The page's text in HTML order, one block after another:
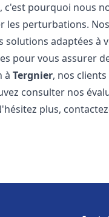
pourquoi nous
les perturbations.
adaptées à
pour vous assurer
àTergnier, nos
consulter nos
plus,